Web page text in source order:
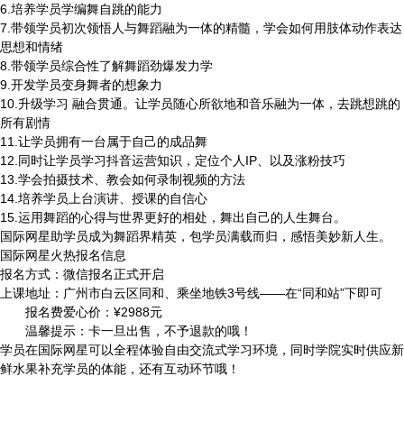
6.培养学员学编舞自跳的能力
7.带领学员初次领悟人与舞蹈融为一体的精髓，学会如何用肢体动作表达
思想和情绪
8.带领学员综合性了解舞蹈劲爆发力学
9.开发学员变身舞者的想象力
10.升级学习 融合贯通。让学员随心所欲地和音乐融为一体，去跳想跳的
所有剧情
11.让学员拥有一台属于自己的成品舞
12.同时让学员学习抖音运营知识，定位个人IP、以及涨粉技巧
13.学会拍摄技术、教会如何录制视频的方法
14.培养学员上台演讲、授课的自信心
15.运用舞蹈的心得与世界更好的相处，舞出自己的人生舞台。
国际网星助学员成为舞蹈界精英，包学员满载而归，感悟美妙新人生。
国际网星火热报名信息
报名方式：微信报名正式开启
上课地址：广州市白云区同和、乘坐地铁3号线——在“同和站”下即可
报名费爱心价：¥2988元
温馨提示：卡一旦出售，不予退款的哦！
学员在国际网星可以全程体验自由交流式学习环境，同时学院实时供应新
鲜水果补充学员的体能，还有互动环节哦！